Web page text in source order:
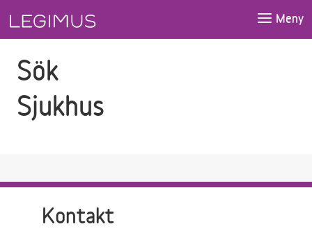
Meny
Sök
Sjukhus
Kontakt